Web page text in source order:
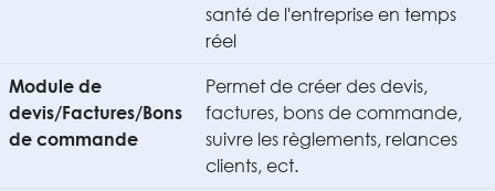
santé de l'entreprise en temps
réel
Module de
devis/Factures/Bons
de commande
Permet de créer des devis,
factures, bons de commande,
suivre les règlements, relances
clients, ect.